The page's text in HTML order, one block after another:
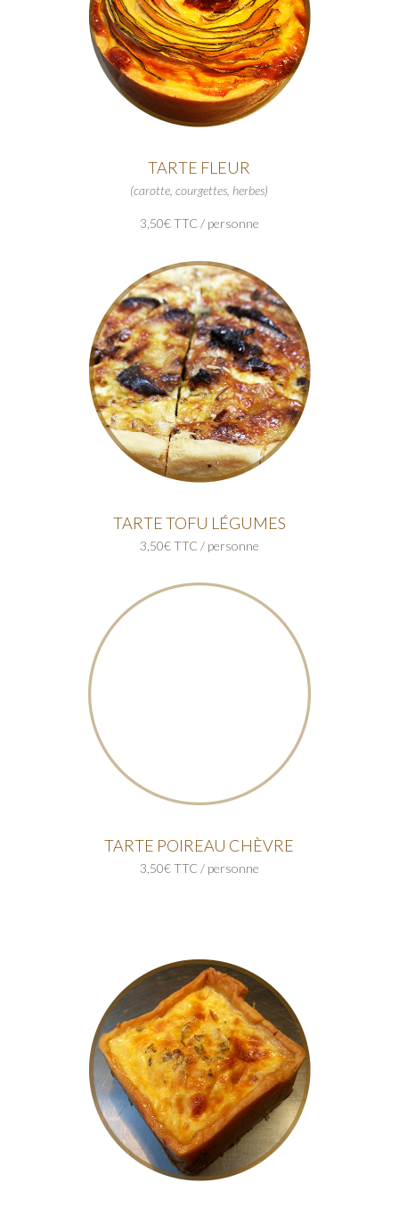
TARTE FLEUR
(carotte, courgettes, herbes)
3,50€ TTC / personne
TARTE TOFU LÉGUMES
3,50€ TTC / personne
TARTE POIREAU CHÈVRE
3,50€ TTC / personne